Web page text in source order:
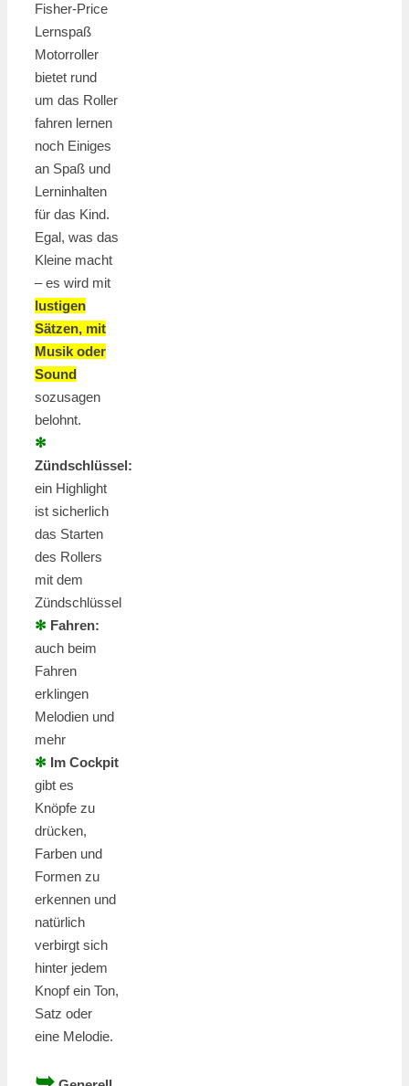
Fisher-Price
Lernspaß
Motorroller
bietet rund
um das Roller
fahren lernen
noch Einiges
an Spaß und
Lerninhalten
für das Kind.
Egal, was das
Kleine macht
– es wird mit
lustigen
Sätzen, mit
Musik oder
Sound
sozusagen
belohnt.
✻
Zündschlüssel:
ein Highlight
ist sicherlich
das Starten
des Rollers
mit dem
Zündschlüssel
✻ Fahren:
auch beim
Fahren
erklingen
Melodien und
mehr
✻ Im Cockpit
gibt es
Knöpfe zu
drücken,
Farben und
Formen zu
erkennen und
natürlich
verbirgt sich
hinter jedem
Knopf ein Ton,
Satz oder
eine Melodie.